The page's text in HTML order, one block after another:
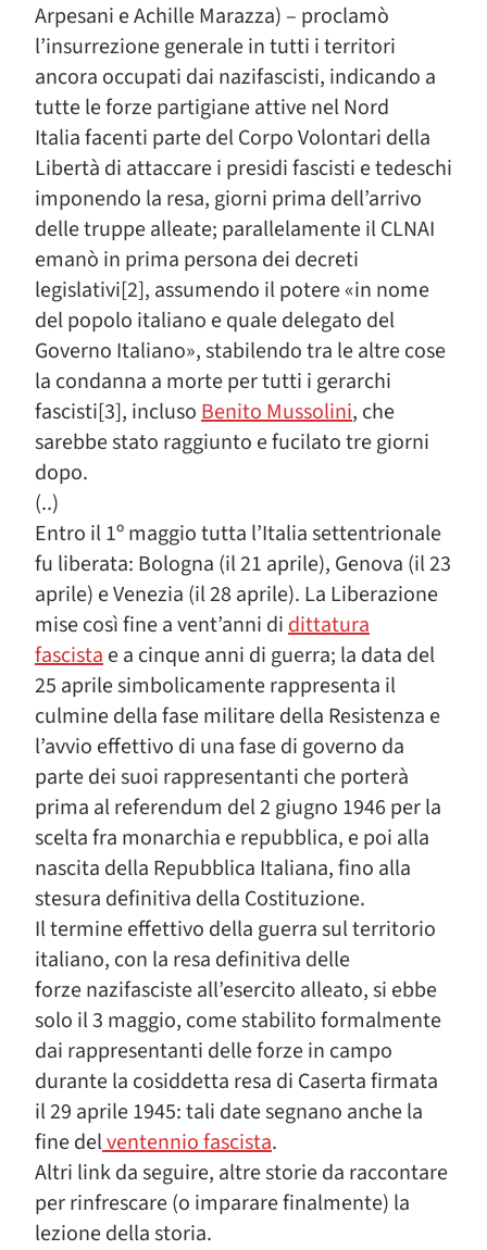
Arpesani e Achille Marazza) – proclamò
l’insurrezione generale in tutti i territori
ancora occupati dai nazifascisti, indicando a
tutte le forze partigiane attive nel Nord
Italia facenti parte del Corpo Volontari della
Libertà di attaccare i presidi fascisti e tedeschi
imponendo la resa, giorni prima dell’arrivo
delle truppe alleate; parallelamente il CLNAI
emanò in prima persona dei decreti
legislativi[2], assumendo il potere «in nome
del popolo italiano e quale delegato del
Governo Italiano», stabilendo tra le altre cose
la condanna a morte per tutti i gerarchi
fascisti[3], inclusoBenito Mussolini, che
sarebbe stato raggiunto e fucilato tre giorni
dopo.
(..)
Entro il 1º maggio tutta l’Italia settentrionale
fu liberata: Bologna (il 21 aprile), Genova (il 23
aprile) e Venezia (il 28 aprile). La Liberazione
mise così fine a vent’anni didittatura
fascistae a cinque anni di guerra; la data del
25 aprile simbolicamente rappresenta il
culmine della fase militare della Resistenza e
l’avvio effettivo di una fase di governo da
parte dei suoi rappresentanti che porterà
prima al referendum del 2 giugno 1946 per la
scelta fra monarchia e repubblica, e poi alla
nascita della Repubblica Italiana, fino alla
stesura definitiva della Costituzione.
Il termine effettivo della guerra sul territorio
italiano, con la resa definitiva delle
forze nazifasciste all’esercito alleato, si ebbe
solo il 3 maggio, come stabilito formalmente
dai rappresentanti delle forze in campo
durante la cosiddetta resa di Caserta firmata
il 29 aprile 1945: tali date segnano anche la
fine delventennio fascista.
Altri link da seguire, altre storie da raccontare
per rinfrescare (o imparare finalmente) la
lezione della storia.